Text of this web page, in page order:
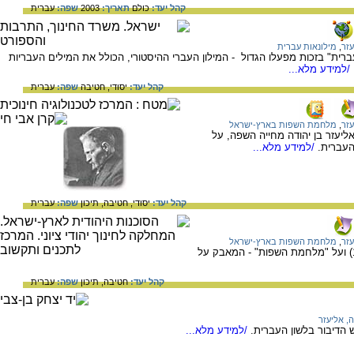
קהל יעד:כולםתאריך:2003 שפה:עברית
מילונאות עברית
בזכות מפעלו הגדול - המילון העברי ההיסטורי, הכולל את המילים העבריות
/למידע מלא...
קהל יעד:יסודי,חטיבהשפה:עברית
מלחמת השפות בארץ-ישראל
בן יהודה מחייה השפה, על
/למידע מלא...
קהל יעד:יסודי,חטיבה,תיכוןשפה:עברית
מלחמת השפות בארץ-ישראל
על מפעלו של אליעזר בן יהודה (1858 – 1922) ועל "מלחמת השפות" - המאבק על
קהל יעד:חטיבה,תיכוןשפה:עברית
אליעזר
הדיבור בלשון העברית. /למידע מלא...